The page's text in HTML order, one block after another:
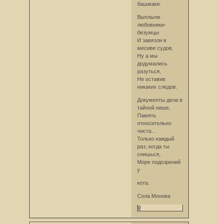
башмаки.
Выплыли
любовники-
безумцы
И завязли в
месиве судов,
Ну а мы
додумались
разуться,
Не оставив
никаких следов.
Документы дела в
тайной нише,
Память
относительно
чиста...
Только каждый
раз, когда ты
снишься,
Море подозрений
у
кота.
Сола Монова
0